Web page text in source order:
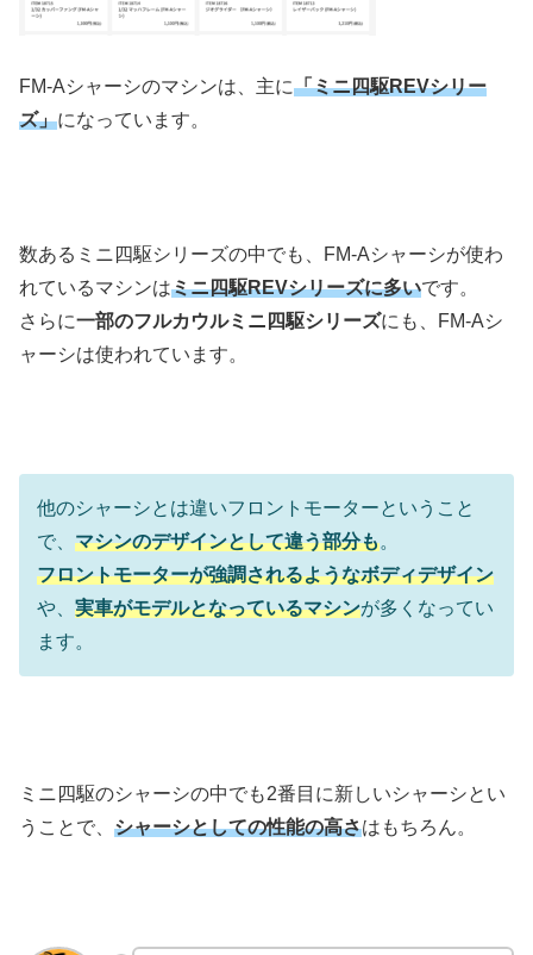
FM-Aシャーシのマシンは、主に「ミニ四駆REVシリー
ズ」になっています。
数あるミニ四駆シリーズの中でも、FM-Aシャーシが使わ
れているマシンはミニ四駆REVシリーズに多いです。
さらに一部のフルカウルミニ四駆シリーズにも、FM-Aシ
ャーシは使われています。
他のシャーシとは違いフロントモーターということ
で、 マシンのデザインとして違う部分も。
フロントモーターが強調されるようなボディデザイン
や、 実車がモデルとなっているマシンが多くなってい
ます。
ミニ四駆のシャーシの中でも2番目に新しいシャーシとい
うことで、 シャーシとしての性能の高さはもちろん。